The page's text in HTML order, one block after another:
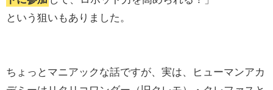
という狙いもありました。
ちょっとマニアックな話ですが、実は、ヒューマンアカ